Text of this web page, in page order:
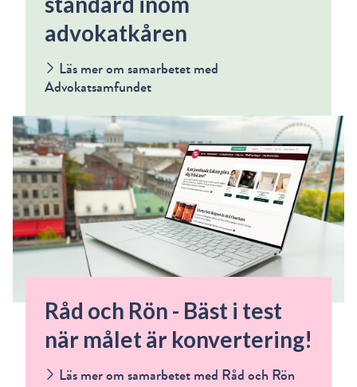
advokatkåren
Läs mer om samarbetet med
Advokatsamfundet
Råd och Rön - Bäst i test
när målet är konvertering!
Läs mer om samarbetet med Råd och Rön